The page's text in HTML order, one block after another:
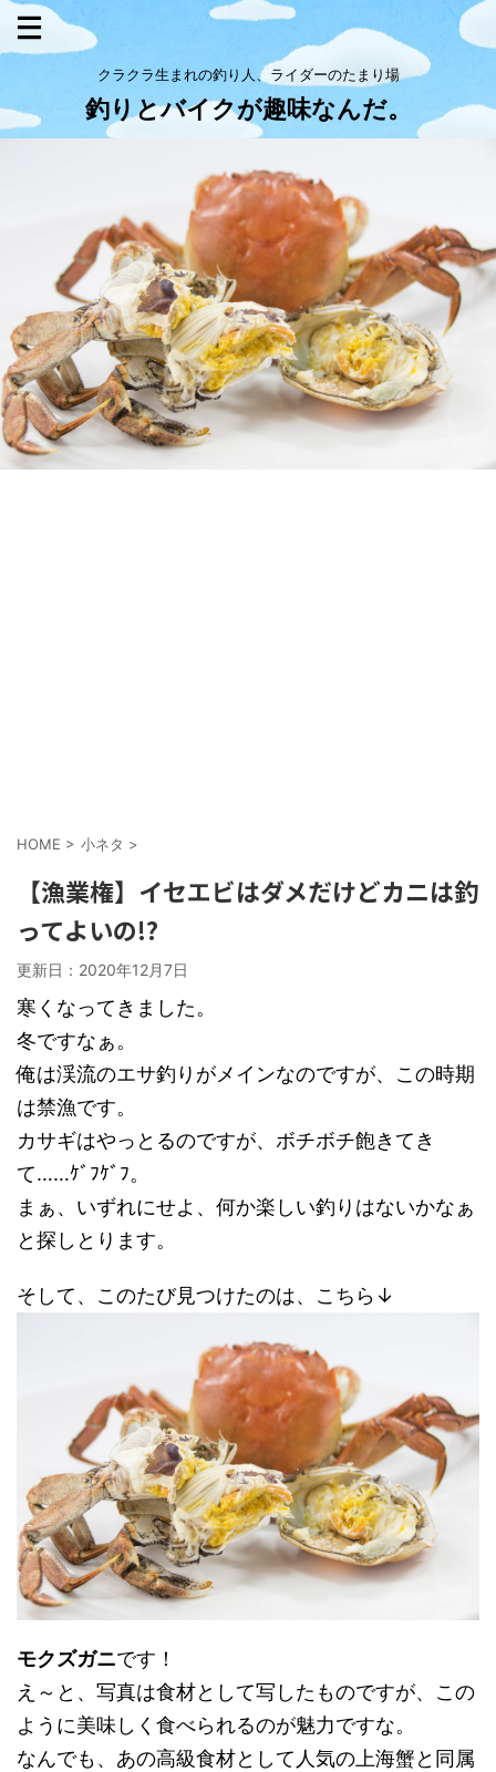
クラクラ生まれの釣り人、ライダーのたまり場
釣りとバイクが趣味なんだ。
HOME > 小ネタ >
【漁業権】イセエビはダメだけどカニは釣
ってよいの!?
更新日： 2020年12月7日
寒くなってきました。
冬ですなぁ。
俺は渓流のエサ釣りがメインなのですが、この時期
は禁漁です。
カサギはやっとるのですが、ボチボチ飽きてき
て……ｹﾞﾌｹﾞﾌ。
まぁ、いずれにせよ、何か楽しい釣りはないかなぁ
と探しとります。
そして、このたび見つけたのは、こちら↓
モクズガニです！
え～と、写真は食材として写したものですが、この
ように美味しく食べられるのが魅力ですな。
なんでも、あの高級食材として人気の上海蟹と同属